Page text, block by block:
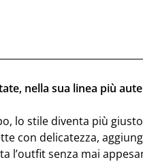
nella sua linea più
lo stile diventa più
con delicatezza,
l’outfit senza mai